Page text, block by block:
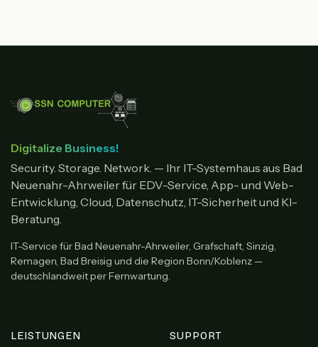
Digitalize Business!
Security. Storage. Network. — Ihr IT-Systemhaus aus Bad
Neuenahr-Ahrweiler für EDV-Service, App- und Web-
Entwicklung, Cloud, Datenschutz, IT-Sicherheit und KI-
Beratung.
IT-Service für Bad Neuenahr-Ahrweiler, Grafschaft, Sinzig,
Remagen, Bad Breisig und die Region Bonn/Koblenz —
deutschlandweit per Fernwartung.
LEISTUNGEN SUPPORT